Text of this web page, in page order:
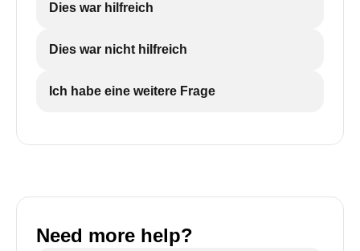
Dies war hilfreich
Dies war nicht hilfreich
Ich habe eine weitere Frage
Need more help?